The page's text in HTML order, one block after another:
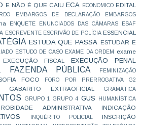
E NÃO É QUE CAIU ECA ECONOMICO EDITAL
EMBARGOS DE DECLARAÇÃO
EMBARGOS
ENQUETE ENUNCIADOS DAS CÂMARAS
ESAF
ESCREVENTE ESCRIVÃO DE POLÍCIA ESSENCIAL
ESTUDA QUE PASSA ESTUDAR E
ESTUDO DE CASO EXAME DA ORDEM
exame
EXECUÇÃO FISCAL EXECUÇÃO PENAL
FAZENDA PÚBLICA FEMINIZAÇÃO
FOCO FORO POR PRERROGATIVA
G2
GABARITO EXTRAOFICIAL GRAMÁTICA
GRUPO 1 GRUPO 4 GUS
HUMANÍSTICA
ADMINISTRATIVA
INDICAÇÃO
INQUÉRITO POLICIAL
INSCRIÇÃO